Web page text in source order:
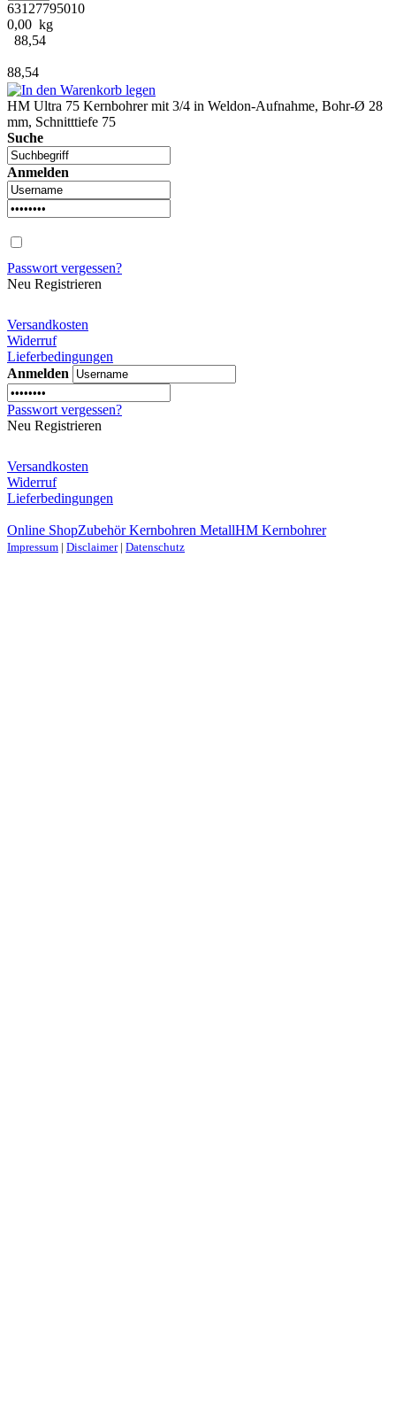
63127795010
0,00 kg
88,54
88,54
HM Ultra 75 Kernbohrer mit 3/4 in Weldon-Aufnahme, Bohr-Ø 28
mm, Schnitttiefe 75
Suche
Anmelden
Passwort vergessen?
Neu Registrieren
Versandkosten
Widerruf
Lieferbedingungen
Anmelden
Passwort vergessen?
Neu Registrieren
Versandkosten
Widerruf
Lieferbedingungen
Online ShopZubehör Kernbohren MetallHM Kernbohrer
Impressum | Disclaimer| Datenschutz